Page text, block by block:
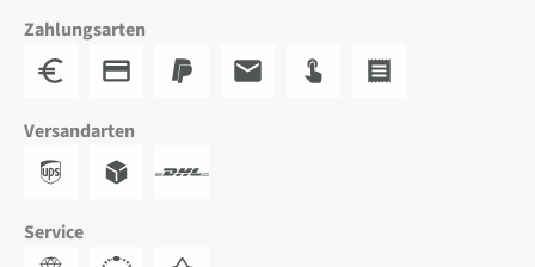
Zahlungsarten
Versandarten
Service